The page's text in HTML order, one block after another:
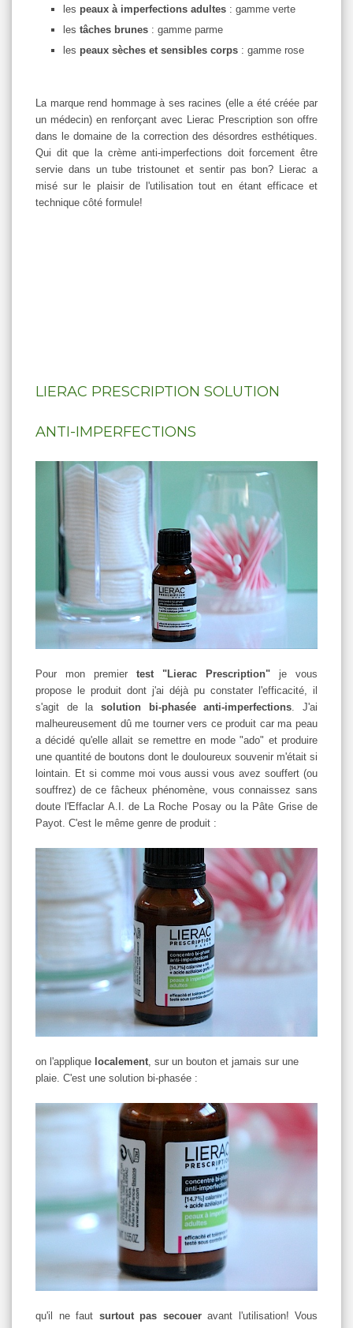
les peaux à imperfections adultes : gamme verte
les tâches brunes : gamme parme
les peaux sèches et sensibles corps : gamme rose
La marque rend hommage à ses racines (elle a été créée par
un médecin) en renforçant avec Lierac Prescription son offre
dans le domaine de la correction des désordres esthétiques.
Qui dit que la crème anti-imperfections doit forcement être
servie dans un tube tristounet et sentir pas bon? Lierac a
misé sur le plaisir de l'utilisation tout en étant efficace et
technique côté formule!
LIERAC PRESCRIPTION SOLUTION
ANTI-IMPERFECTIONS
Pour mon premier test "Lierac Prescription" je vous
propose le produit dont j'ai déjà pu constater l'efficacité, il
s'agit de la solution bi-phasée anti-imperfections. J'ai
malheureusement dû me tourner vers ce produit car ma peau
a décidé qu'elle allait se remettre en mode "ado" et produire
une quantité de boutons dont le douloureux souvenir m'était si
lointain. Et si comme moi vous aussi vous avez souffert (ou
souffrez) de ce fâcheux phénomène, vous connaissez sans
doute l'Effaclar A.I. de La Roche Posay ou la Pâte Grise de
Payot. C'est le même genre de produit :
on l'applique localement , sur un bouton et jamais sur une
plaie. C'est une solution bi-phasée :
qu'il ne faut surtout pas secoueravant l'utilisation! Vous